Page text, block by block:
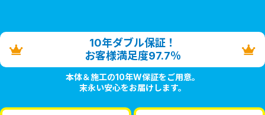
10年ダブル保証！
お客様満足度97.7％
本体＆施工の10年W保証をご用意。
末永い安心をお届けします。